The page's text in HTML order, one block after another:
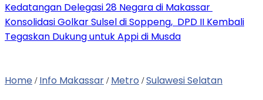
Kedatangan Delegasi 28 Negara di Makassar
Konsolidasi Golkar Sulsel di Soppeng, DPD II Kembali
Tegaskan Dukung untuk Appi di Musda
Home / Info Makassar / Metro /Sulawesi Selatan